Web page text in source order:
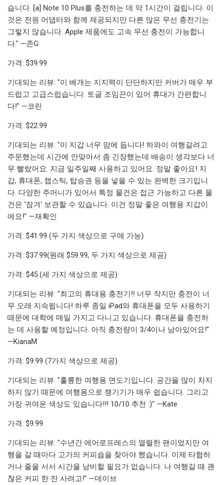
습니다. [a] Note 10 Plus를 충전하는 데 약 1시간이 걸립니다. 이
것은 전원 어댑터와 함께 제공되지만 다른 많은 무선 충전기는
그렇지 않습니다. Apple 제품에도 고속 무선 충전이 가능합니
다." —존G
가격: $39.99
기대되는 리뷰: "이 베개는 지지력이 단단하지만 커버가 매우 부
드럽고 고급스럽습니다. 토글 조임끈이 있어 휴대가 간편합니
다!" —코린
가격: $22.99
기대되는 리뷰: "이 지갑 너무 맘에 듭니다! 하와이 여행갈려고
주문했는데 시간에 안맞아서 좀 긴장했는데 배송이 생각보다 너
무 빨랐어요. 지금 일주일째 사용하고 있어요. 정말 좋아요! 지
갑, 휴대폰, 챕스틱, 탑승권 등을 넣을 수 있는 완벽한 크기입니
다. 다양한 주머니가 있어서 특정 물건은 접근 가능하고 다른 물
건은 '잠겨' 보관할 수 있습니다. 이건 정말 좋은 여행용 지갑이
에요!" —재확인
가격: $41.99 (두 가지 색상으로 구매 가능)
가격: $37.99(원래 $59.99, 두 가지 색상으로 제공)
가격: $45 (세 가지 색상으로 제공)
기대되는 리뷰: "최고의 휴대용 충전기!! 너무 작지만 충전이 너
무 오래 지속됩니다! 하루 종일 iPad와 휴대폰을 모두 사용하기
때문에 대학에 매일 가지고 다니고 있습니다. 휴대폰을 충전하
는 데 사용할 예정입니다. 아직 충전량이 3/4이나 남아있어요!"
—KianaM
가격: $9.99 (7가지 색상으로 제공)
기대되는 리뷰: "훌륭한 여행용 면도기입니다. 공간을 많이 차지
하지 않기 때문에 여행용으로 챙기기가 매우 쉽습니다. 그리고
가장 귀여운 색상도 있습니다!!! 10/10 추천 :)" —Kate
가격: $9.99
기대되는 리뷰: "수년간 에어로프레스의 열렬한 팬이었지만 여
행을 갈 때마다 고가의 커피숍을 찾아야 했습니다. 이제 타협하
거나 줄을 서서 시간을 낭비할 필요가 없습니다. 나 여행갈 때 괜
찮은 커피 한 잔 사려고!" —데이브